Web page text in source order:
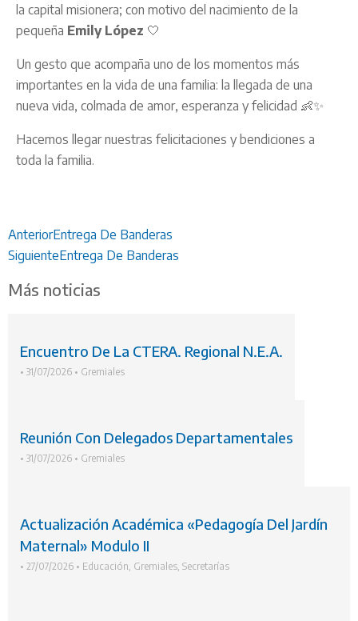
la capital misionera; con motivo del nacimiento de la
pequeña Emily López 🤍
Un gesto que acompaña uno de los momentos más
importantes en la vida de una familia: la llegada de una
nueva vida, colmada de amor, esperanza y felicidad 👶✨
Hacemos llegar nuestras felicitaciones y bendiciones a
toda la familia.
AnteriorEntrega De Banderas
SiguienteEntrega De Banderas
Más noticias
Encuentro De La CTERA. Regional N.E.A.
• 31/07/2026 • Gremiales
Reunión Con Delegados Departamentales
• 31/07/2026 • Gremiales
Actualización Académica «Pedagogía Del Jardín
Maternal» Modulo II
• 27/07/2026 • Educación Gremiales Secretarías